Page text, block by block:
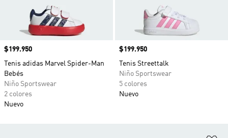
Precio
$199.950
Tenis adidas Marvel Spider-Man
Bebés
Niño Sportswear
2 colores
Nuevo
Precio
$199.950
Tenis Streettalk
Niño Sportswear
5 colores
Nuevo